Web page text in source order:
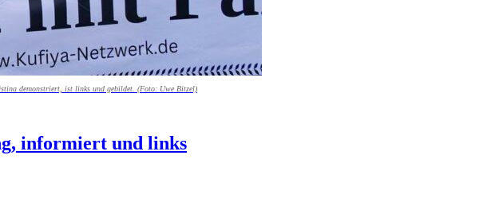
demonstriert, ist links und gebildet. (Foto: Uwe Bitzel)
informiert und links